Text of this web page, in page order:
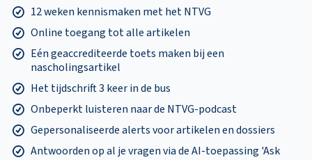
12 weken kennismaken met het NTVG
Online toegang tot alle artikelen
Eén geaccrediteerde toets maken bij een
nascholingsartikel
Het tijdschrift 3 keer in de bus
Onbeperkt luisteren naar de NTVG-podcast
Gepersonaliseerde alerts voor artikelen en dossiers
Antwoorden op al je vragen via de AI-toepassing 'Ask